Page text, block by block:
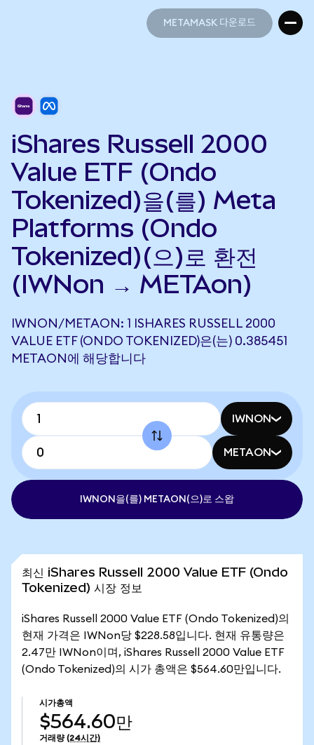
METAMASK 다운로드
iShares Russell 2000
Value ETF (Ondo
Tokenized)을(를) Meta
Platforms (Ondo
Tokenized)(으)로 환전
(IWNon → METAon)
IWNON/METAON: 1 ISHARES RUSSELL 2000
VALUE ETF (ONDO TOKENIZED)은(는) 0.385451
METAON에 해당합니다
IWNON
METAON
IWNON을(를) METAON(으)로 스왑
최신 iShares Russell 2000 Value ETF (Ondo
Tokenized) 시장 정보
iShares Russell 2000 Value ETF (Ondo Tokenized)의
현재 가격은 IWNon당 $228.58입니다. 현재 유통량은
2.47만 IWNon이며, iShares Russell 2000 Value ETF
(Ondo Tokenized)의 시가 총액은 $564.60만입니다.
시가총액
$564.60만
거래량 (24시간)